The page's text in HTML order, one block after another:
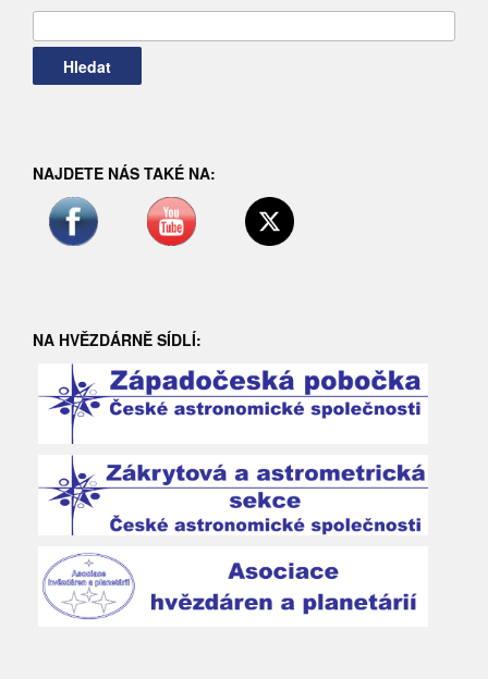
NAJDETE NÁS TAKÉ NA:
NA HVĚZDÁRNĚ SÍDLÍ: